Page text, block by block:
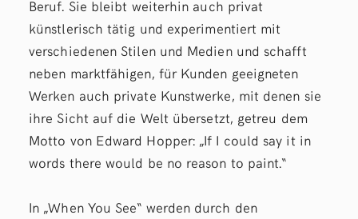
Beruf. Sie bleibt weiterhin auch privat
künstlerisch tätig und experimentiert mit
verschiedenen Stilen und Medien und schafft
neben marktfähigen, für Kunden geeigneten
Werken auch private Kunstwerke, mit denen sie
ihre Sicht auf die Welt übersetzt, getreu dem
Motto von Edward Hopper: „If I could say it in
words there would be no reason to paint.“
In „When You See“ werden durch den